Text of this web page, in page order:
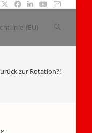
(EU) Website-
zur Rotation?!